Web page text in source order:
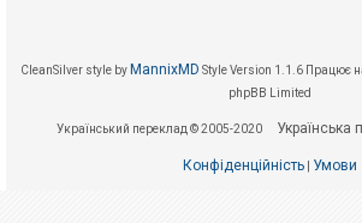
CleanSilver style by MannixMD Style Version 1.1.6 Працює
phpBB Limited
Український переклад © 2005-2020 Українська
Конфіденційність| Умови